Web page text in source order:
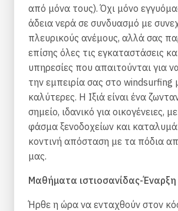
από μόνα τους). Όχι μόνο
άδεια νερά σε συνδυασμό με
πλευρικoύς ανέμους, αλλά σας
επίσης όλες τις εγκαταστάσεις
υπηρεσίες που απαιτούνται για
την εμπειρία σας στο windsurfing
καλύτερες. Η Ιξιά είναι ένα
σημείο, ιδανικό για οικογένειες,
φάσμα ξενοδοχείων και
κοντινή απόσταση με τα πόδια
μας.
Μαθήματα ιστιοσανίδας-
Ήρθε η ώρα να ενταχθούν στον